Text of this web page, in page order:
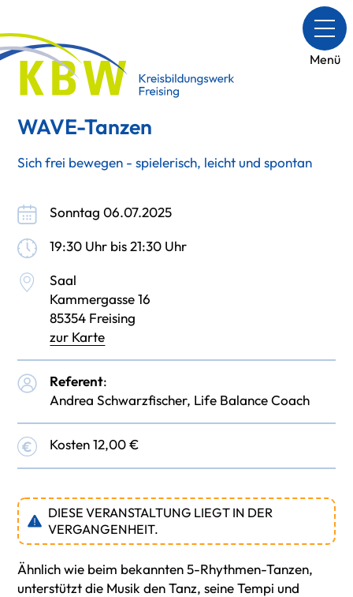
Menü
WAVE-Tanzen
Sich frei bewegen - spielerisch, leicht und spontan
Sonntag 06.07.2025
19:30 Uhr bis 21:30 Uhr
Saal
Kammergasse 16
85354 Freising
zur Karte
Referent:
Andrea Schwarzfischer, Life Balance Coach
Kosten 12,00 €
DIESE VERANSTALTUNG LIEGT IN DER
VERGANGENHEIT.
Ähnlich wie beim bekannten 5-Rhythmen-Tanzen,
unterstützt die Musik den Tanz, seine Tempi und